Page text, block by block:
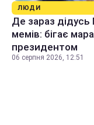
ЛЮДИ
Де зараз дідусь
мемів: бігає
президентом
06 серпня 2026, 12:51